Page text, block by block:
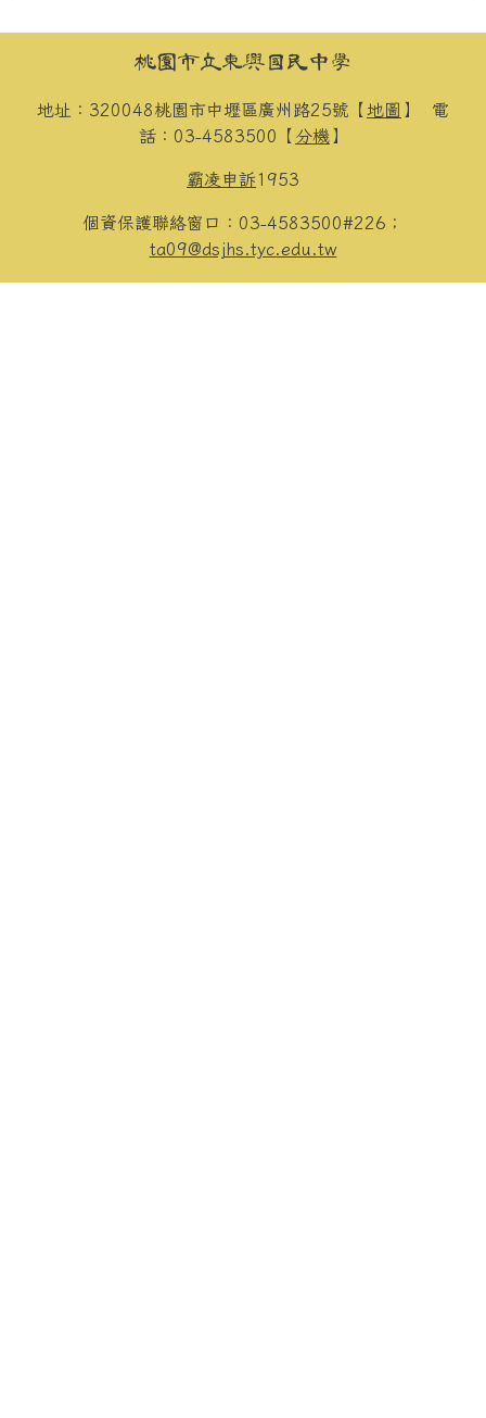
頁尾區域內容桃園市立東興國民中學
地址：320048桃園市中壢區廣州路25號【 地圖 】 電
話：03-4583500【 分機 】
霸凌申訴1953
個資保護聯絡窗口：03-4583500#226；
ta09@dsjhs.tyc.edu.tw